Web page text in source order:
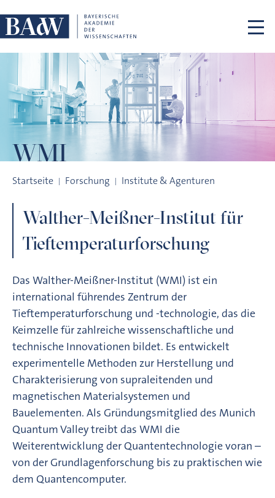
WMI
Startseite Forschung Institute & Agenturen
Walther-Meißner-Institut für
Tieftemperaturforschung
Das Walther-Meißner-Institut (WMI) ist ein
international führendes Zentrum der
Tieftemperaturforschung und -technologie, das die
Keimzelle für zahlreiche wissenschaftliche und
technische Innovationen bildet. Es entwickelt
experimentelle Methoden zur Herstellung und
Charakterisierung von supraleitenden und
magnetischen Materialsystemen und
Bauelementen. Als Gründungsmitglied des Munich
Quantum Valley treibt das WMI die
Weiterentwicklung der Quantentechnologie voran –
von der Grundlagenforschung bis zu praktischen wie
dem Quantencomputer.